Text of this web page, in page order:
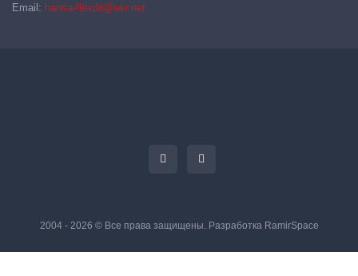
Email: hansa-flexdn@ukr.net
2004 - 2026 © Все права защищены. Разработка RamirSpace